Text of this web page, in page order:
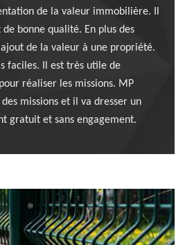
de la valeur immobilière. Il
bonne qualité. En plus des
de la valeur à une propriété.
faciles. Il est très utile de
réaliser les missions. MP
missions et il va dresser un
gratuit et sans engagement.